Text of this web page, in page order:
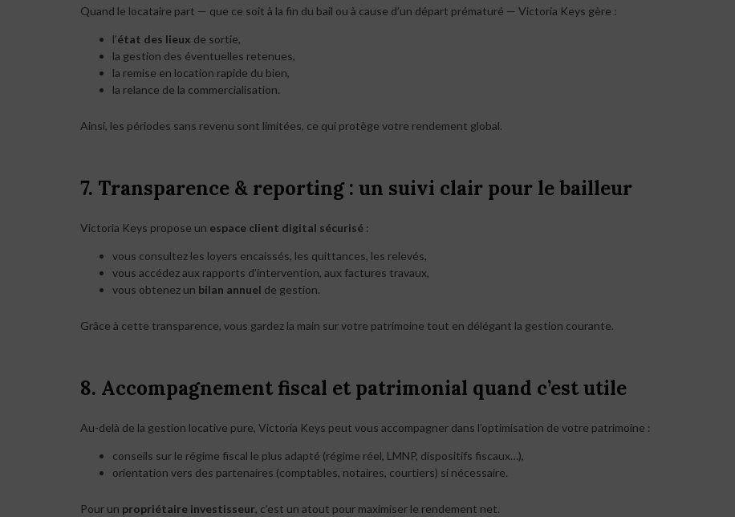
Quand le locataire part — que ce soit à la fin du bail ou à cause d’un départ prématuré — Victoria Keys gère :
l’état des lieux de sortie,
la gestion des éventuelles retenues,
la remise en location rapide du bien,
la relance de la commercialisation.
Ainsi, les périodes sans revenu sont limitées, ce qui protège votre rendement global.
7. Transparence & reporting : un suivi clair pour le bailleur
Victoria Keys propose un espace client digital sécurisé :
vous consultez les loyers encaissés, les quittances, les relevés,
vous accédez aux rapports d’intervention, aux factures travaux,
vous obtenez un bilan annuel de gestion.
Grâce à cette transparence, vous gardez la main sur votre patrimoine tout en délégant la gestion courante.
8. Accompagnement fiscal et patrimonial quand c’est utile
Au-delà de la gestion locative pure, Victoria Keys peut vous accompagner dans l’optimisation de votre patrimoine :
conseils sur le régime fiscal le plus adapté (régime réel, LMNP, dispositifs fiscaux…),
orientation vers des partenaires (comptables, notaires, courtiers) si nécessaire.
Pour un propriétaire investisseur, c’est un atout pour maximiser le rendement net.